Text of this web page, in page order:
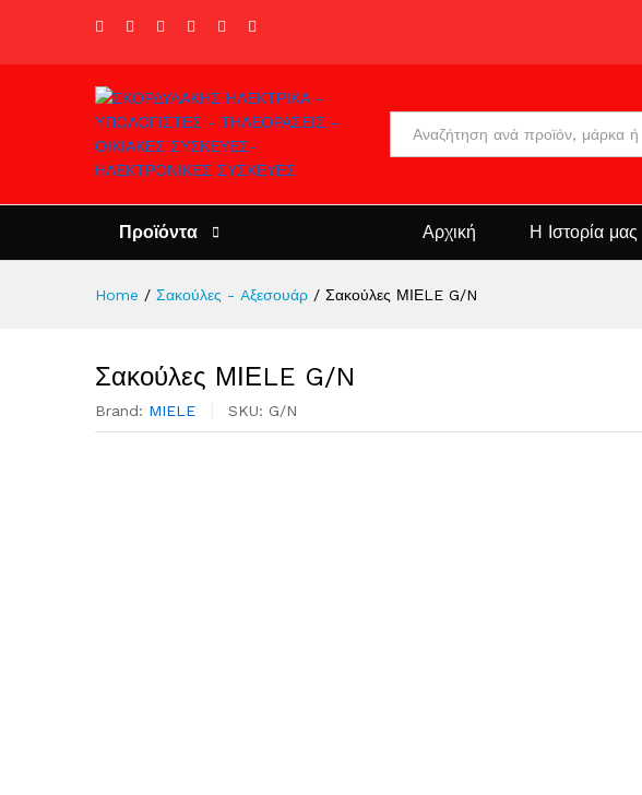
Προϊόντα Αρχική Η Ιστορία μας
Home / Σακούλες - Aξεσουάρ / Σακούλες ΜΙΕLE G/N
Σακούλες ΜΙΕLE G/N
Brand: MIELE SKU: G/N